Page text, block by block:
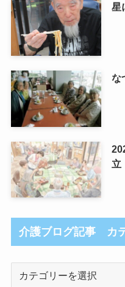
星
な
立
介護ブログ記事 カ